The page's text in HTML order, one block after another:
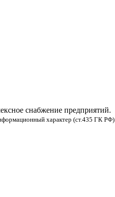
снабжение предприятий.
характер (ст.435 ГК РФ)